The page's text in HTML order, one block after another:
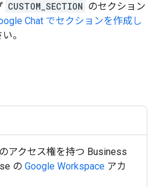
CUSTOM_SECTION のセクション
Chat でセクションを作成し
。
アクセス権を持つ Business
の Google Workspace アカ